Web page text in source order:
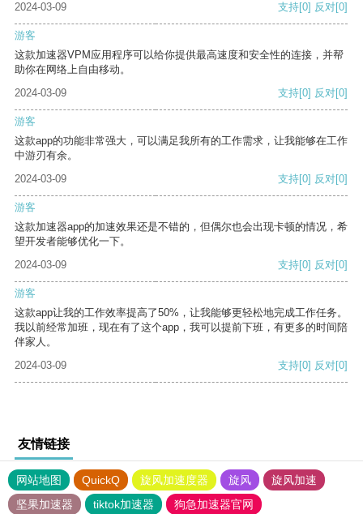
2024-03-09
支持[0] 反对[0]
游客
这款加速器VPM应用程序可以给你提供最高速度和安全性的连接，并帮
助你在网络上自由移动。
2024-03-09
支持[0] 反对[0]
游客
这款app的功能非常强大，可以满足我所有的工作需求，让我能够在工作
中游刃有余。
2024-03-09
支持[0] 反对[0]
游客
这款加速器app的加速效果还是不错的，但偶尔也会出现卡顿的情况，希
望开发者能够优化一下。
2024-03-09
支持[0] 反对[0]
游客
这款app让我的工作效率提高了50%，让我能够更轻松地完成工作任务。
我以前经常加班，现在有了这个app，我可以提前下班，有更多的时间陪
伴家人。
2024-03-09
支持[0] 反对[0]
友情链接
网站地图 QuickQ 旋风加速度器 旋风
旋风加速
坚果加速器
tiktok加速器 狗急加速器官网